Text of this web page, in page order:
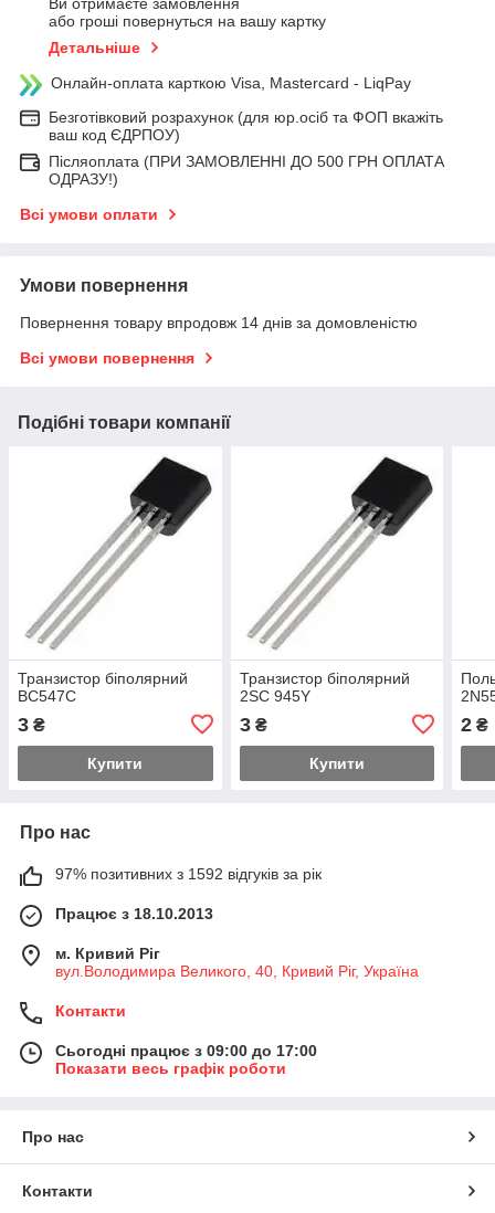
Ви отримаєте замовлення
або гроші повернуться на вашу картку
Детальніше
Онлайн-оплата карткою Visa, Mastercard - LiqPay
Безготівковий розрахунок (для юр.осіб та ФОП вкажіть
ваш код ЄДРПОУ)
Післяоплата (ПРИ ЗАМОВЛЕННІ ДО 500 ГРН ОПЛАТА
ОДРАЗУ!)
Всі умови оплати
Умови повернення
Повернення товару впродовж 14 днів за домовленістю
Всі умови повернення
Подібні товари компанії
Транзистор біполярний
BC547C
3 ₴
Купити
Транзистор біполярний
2SC 945Y
3₴
Купити
2 ₴
Про нас
97% позитивних з 1592 відгуків за рік
Працює з 18.10.2013
м. Кривий Ріг
вул.Володимира Великого, 40, Кривий Ріг, Україна
Контакти
Сьогодні працює з 09:00 до 17:00
Показати весь графік роботи
Про нас
Контакти